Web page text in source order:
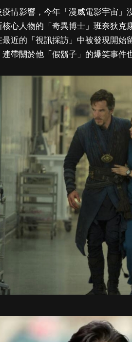
疫情影響，今年「漫威電影宇宙」
核心人物的「奇異博士」班奈狄克
最近的「視訊採訪」中被發現開始
帶關於他「假鬍子」的爆笑事件